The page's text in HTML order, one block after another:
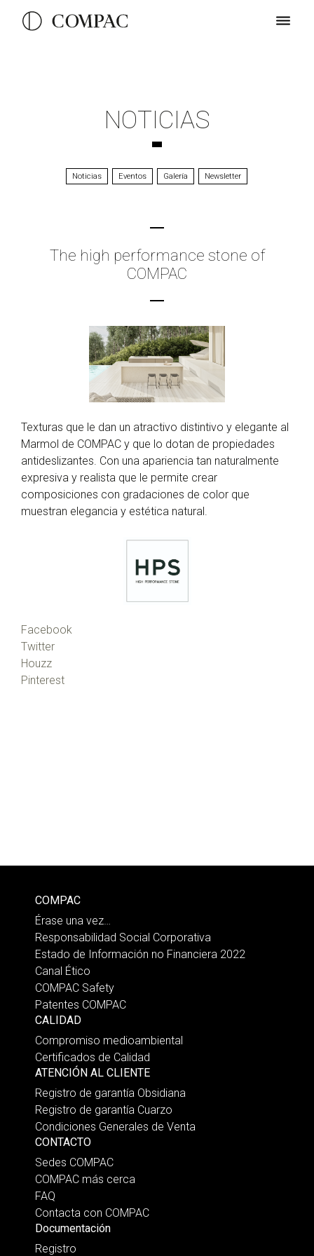
NOTICIAS
Noticias Eventos Galería Newsletter
The high performance stone of
COMPAC
Texturas que le dan un atractivo distintivo y elegante al
Marmol de COMPAC y que lo dotan de propiedades
antideslizantes. Con una apariencia tan naturalmente
expresiva y realista que le permite crear
composiciones con gradaciones de color que
muestran elegancia y estética natural.
Facebook
Twitter
Houzz
Pinterest
COMPAC
Érase una vez…
Responsabilidad Social Corporativa
Estado de Información no Financiera 2022
Canal Ético
COMPAC Safety
Patentes COMPAC
CALIDAD
Compromiso medioambiental
Certificados de Calidad
ATENCIÓN AL CLIENTE
Registro de garantía Obsidiana
Registro de garantía Cuarzo
Condiciones Generales de Venta
CONTACTO
Sedes COMPAC
COMPAC más cerca
FAQ
Contacta con COMPAC
Documentación
Registro